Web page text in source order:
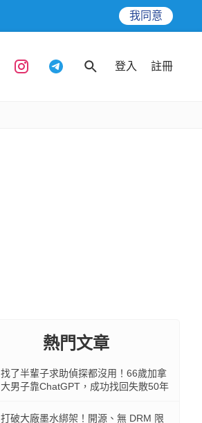
我同意
登入 註冊
熱門文章
找了半輩子求助偵探都沒用！66歲加拿
大男子靠ChatGPT，成功找回失散50年
打破大廠墨水綁架！開源、無 DRM 限